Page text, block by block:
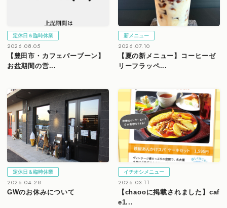
定休日＆臨時休業
2026.08.05
【豊田市・カフェバーブーン】
お盆期間の営...
新メニュー
2026.07.10
【夏の新メニュー】コーヒーゼ
リーフラッペ...
定休日＆臨時休業
2026.04.28
GWのお休みについて
イチオシメニュー
2026.03.11
【chaooに掲載されました】caf
e1...